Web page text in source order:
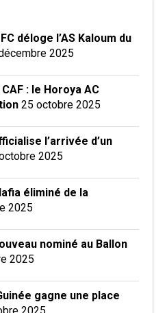
déloge l’AS Kaloum du
2025
: le Horoya AC
25 octobre 2025
l’arrivée d’un
2025
éliminé de la
2025
nominé au Ballon
2025
gagne une place
2025